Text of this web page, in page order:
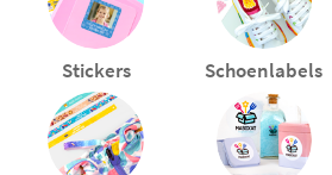
Stickers Schoenlabels